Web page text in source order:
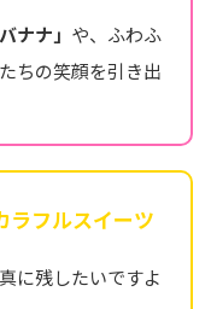
ナナ」 や、ふわふ
ちの笑顔を引き出
ラフルスイーツ
に残したいですよ